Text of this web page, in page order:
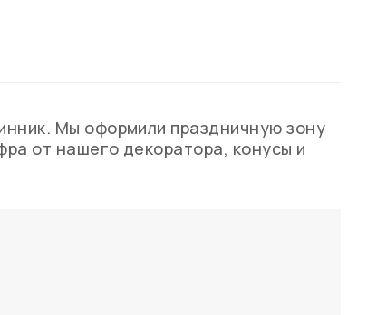
Мы оформили праздничную зону
от нашего декоратора, конусы и